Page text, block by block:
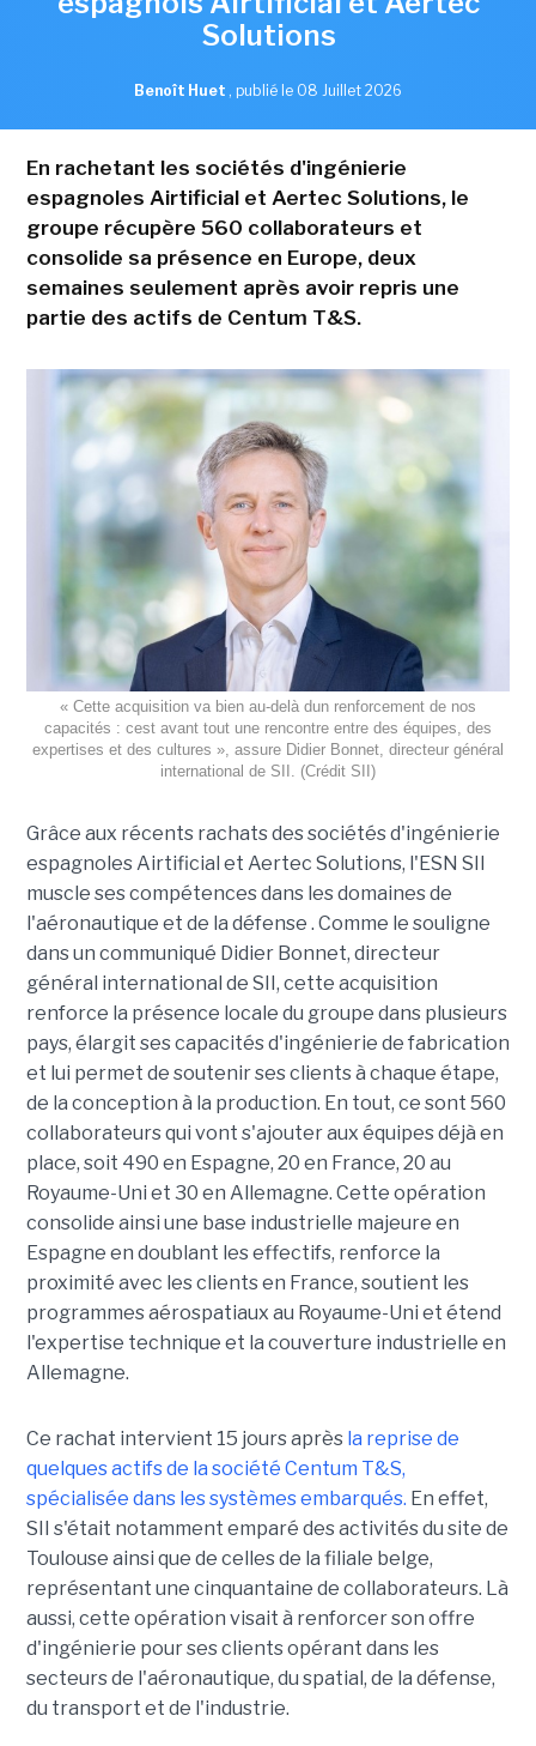
Solutions
Benoît Huet , publié le 08 Juillet 2026
En rachetant les sociétés d'ingénierie
espagnoles Airtificial et Aertec Solutions, le
groupe récupère 560 collaborateurs et
consolide sa présence en Europe, deux
semaines seulement après avoir repris une
partie des actifs de Centum T&S.
« Cette acquisition va bien au-delà dun renforcement de nos
capacités : cest avant tout une rencontre entre des équipes, des
expertises et des cultures », assure Didier Bonnet, directeur général
international de SII. (Crédit SII)
Grâce aux récents rachats des sociétés d'ingénierie
espagnoles Airtificial et Aertec Solutions, l'ESN SII
muscle ses compétences dans les domaines de
l'aéronautique et de la défense . Comme le souligne
dans un communiqué Didier Bonnet, directeur
général international de SII, cette acquisition
renforce la présence locale du groupe dans plusieurs
pays, élargit ses capacités d'ingénierie de fabrication
et lui permet de soutenir ses clients à chaque étape,
de la conception à la production. En tout, ce sont 560
collaborateurs qui vont s'ajouter aux équipes déjà en
place, soit 490 en Espagne, 20 en France, 20 au
Royaume-Uni et 30 en Allemagne. Cette opération
consolide ainsi une base industrielle majeure en
Espagne en doublant les effectifs, renforce la
proximité avec les clients en France, soutient les
programmes aérospatiaux au Royaume-Uni et étend
l'expertise technique et la couverture industrielle en
Allemagne.
Ce rachat intervient 15 jours après la reprise de
quelques actifs de la société Centum T&S,
spécialisée dans les systèmes embarqués. En effet,
SII s'était notamment emparé des activités du site de
Toulouse ainsi que de celles de la filiale belge,
représentant une cinquantaine de collaborateurs. Là
aussi, cette opération visait à renforcer son offre
d'ingénierie pour ses clients opérant dans les
secteurs de l'aéronautique, du spatial, de la défense,
du transport et de l'industrie.